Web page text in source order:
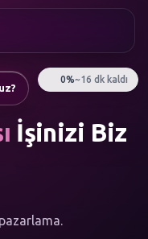
İşinizi Biz